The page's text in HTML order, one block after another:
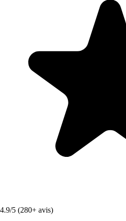
4.9/5 (280+ avis)